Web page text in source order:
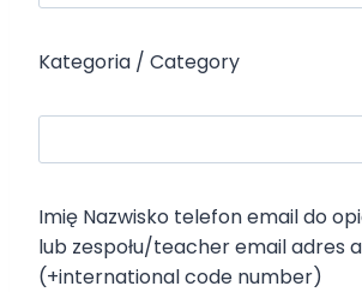
Kategoria / Category
Imię Nazwisko telefon email do
lub zespołu/teacher email adres
(+international code number)